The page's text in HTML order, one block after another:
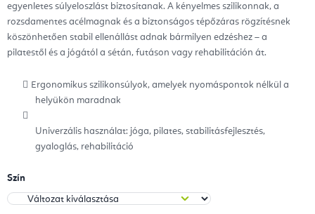
egyenletes súlyeloszlást biztosítanak. A kényelmes szilikonnak, a
rozsdamentes acélmagnak és a biztonságos tépőzáras rögzítésnek
köszönhetően stabil ellenállást adnak bármilyen edzéshez – a
pilatestől és a jógától a sétán, futáson vagy rehabilitáción át.
Ergonomikus szilikonsúlyok, amelyek nyomáspontok nélkül a
helyükön maradnak
Univerzális használat: jóga, pilates, stabilitásfejlesztés,
gyaloglás, rehabilitáció
Szín